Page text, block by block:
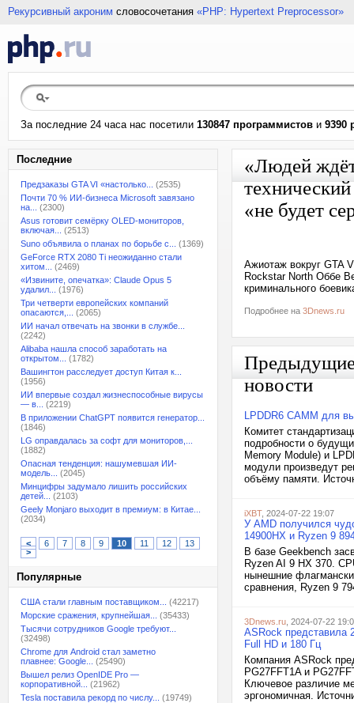
Рекурсивный акроним словосочетания «PHP: Hypertext Preprocessor»
За последние 24 часа нас посетили 130847 программистов и 9390
Последние
Предзаказы GTA VI «настолько...
(2535)
Почти 70 % ИИ-бизнеса Microsoft завязано
на...
(2300)
Asus готовит семёрку OLED-мониторов,
включая...
(2513)
Suno объявила о планах по борьбе с...
(1369)
GeForce RTX 2080 Ti неожиданно стали
хитом...
(2469)
«Извините, опечатка»: Claude Opus 5
удалил...
(1976)
Три четверти европейских компаний
опасаются,...
(2065)
ИИ начал отвечать на звонки в службе...
(2242)
Alibaba нашла способ заработать на
открытом...
(1782)
Вашингтон расследует доступ Китая к...
(1956)
ИИ впервые создал жизнеспособные вирусы
— в...
(2219)
В приложении ChatGPT появится генератор...
(1846)
LG оправдалась за софт для мониторов,...
(1882)
Опасная тенденция: нашумевшая ИИ-
модель...
(2045)
Минцифры задумало лишить российских
детей...
(2103)
Geely Monjaro выходит в премиум: в Китае...
(2034)
< 6 7 8 9 10 11 12
13
>
Популярные
США стали главным поставщиком...
(42217)
Морские сражения, крупнейшая...
(35433)
Тысячи сотрудников Google требуют...
(32498)
Chrome для Android стал заметно
плавнее: Google...
(25490)
Вышел релиз OpenIDE Pro —
корпоративной...
(21962)
Tesla поставила рекорд по числу...
(19749)
«Людей
«не будет
Ажиотаж вокруг GTA
Rockstar North Оббе
криминального
Подробнее на 3Dnews.ru
новости
LPDDR6 CAMM для
Комитет
подробности о
Memory Module) и
модули произведут
объёму памяти.
iXBT, 2024-07-22 19:07
У AMD получился
14900HX и Ryzen 9
В базе Geekbench
Ryzen AI 9 HX 370.
нынешние
сравнения, Ryzen 9
3Dnews.ru , 2024-07-22
ASRock представила
Full HD и 180 Гц
Компания ASRock
PG27FFT1A и
Ключевое различие
эргономичная.